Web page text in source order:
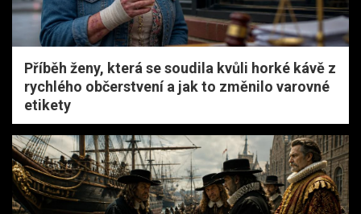
Příběh ženy, která se soudila kvůli horké kávě z
rychlého občerstvení a jak to změnilo varovné
etikety